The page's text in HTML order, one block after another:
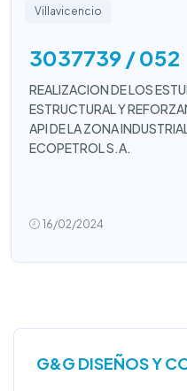
Villavicencio
3037739 / 052
REALIZACION DE LOS
ESTRUCTURAL Y
API DE LA ZONA
ECOPETROL S.A.
16/02/2024
G&G DISEÑOS Y